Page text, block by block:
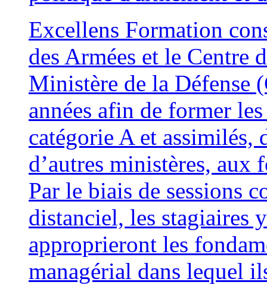
Excellens Formation
des Armées et le Centre
Ministère de la Défense
années afin de former
catégorie A et assimilés,
d’autres ministères, aux
Par le biais de sessions
distanciel, les stagiaires
approprieront les
managérial dans lequel